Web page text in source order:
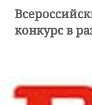
конкурс в